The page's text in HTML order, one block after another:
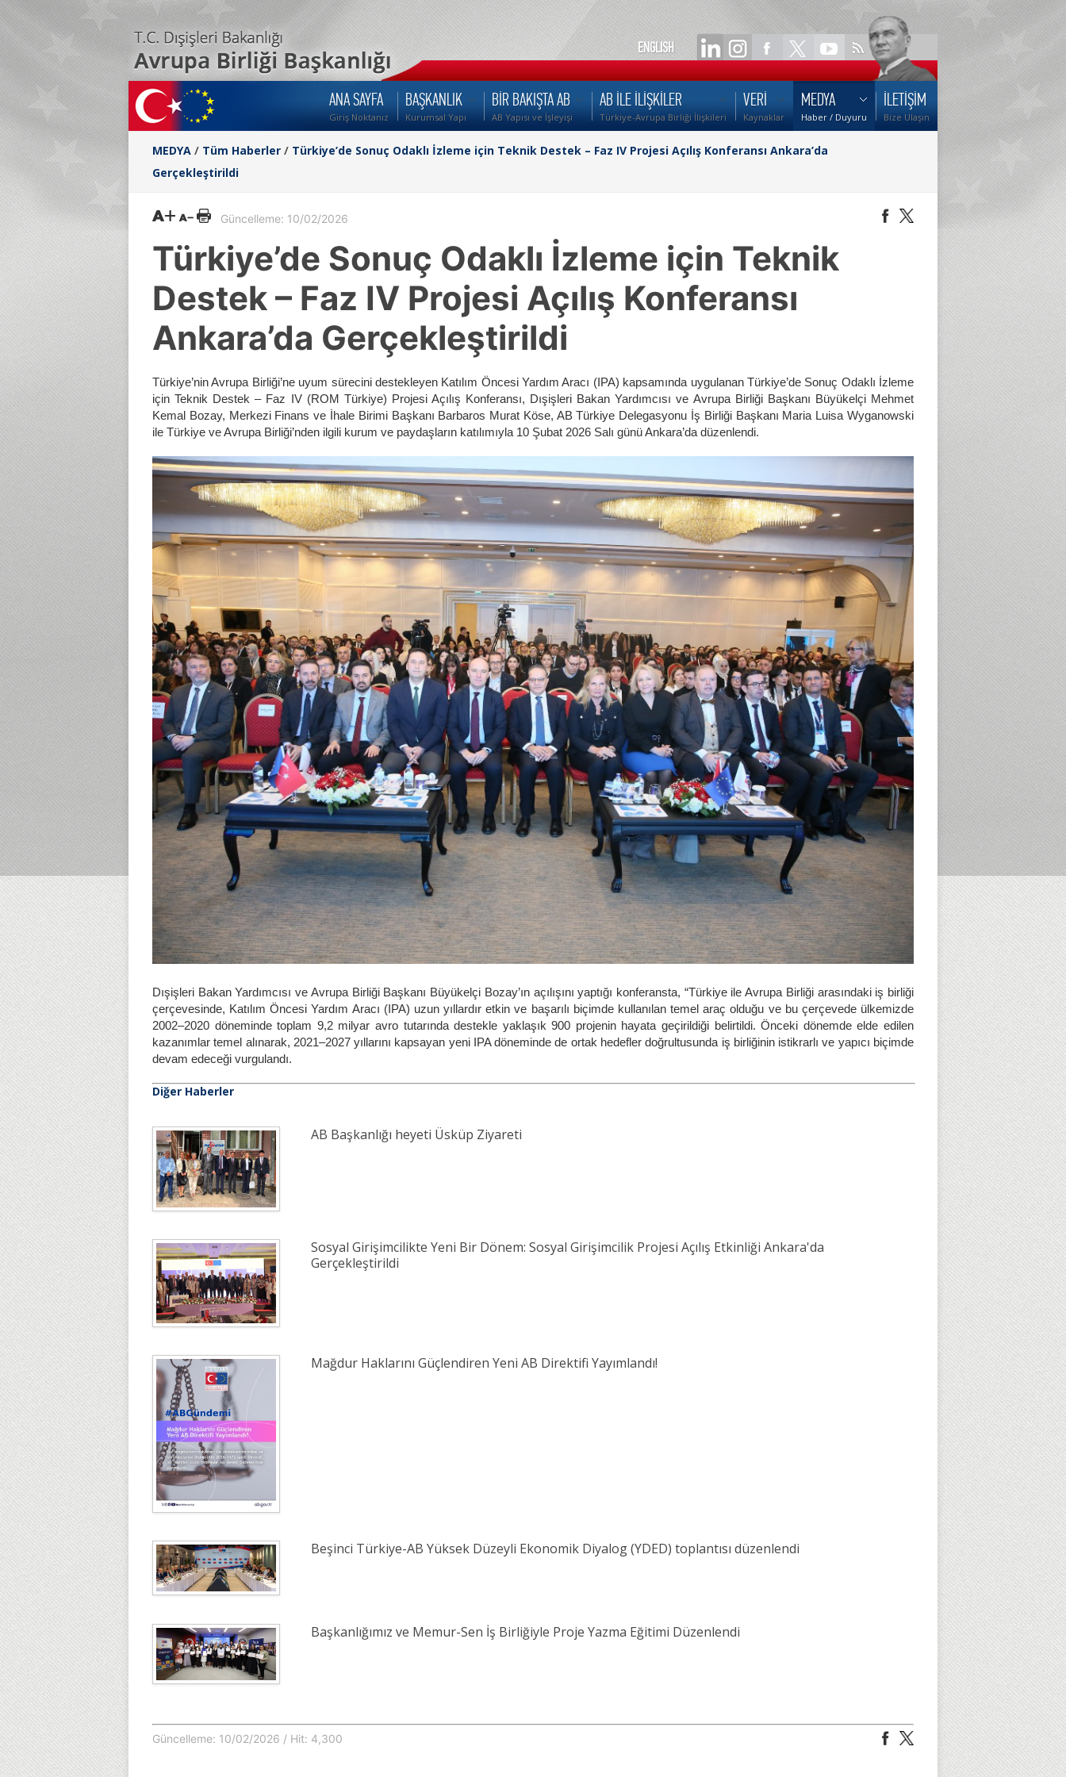
ENGLISH
ANA SAYFA
Giriş Noktanız
BAŞKANLIK
Kurumsal Yapı
BİR BAKIŞTA AB
AB Yapısı ve İşleyişi
AB İLE İLİŞKİLER
Türkiye-Avrupa Birliği İlişkileri
VERİ
Kaynaklar
MEDYA
Haber / Duyuru
İLETİŞİM
Bize Ulaşın
MEDYA / Tüm Haberler / Türkiye’de Sonuç Odaklı İzleme için Teknik Destek – Faz IV Projesi Açılış Konferansı Ankara’da
Gerçekleştirildi
Güncelleme: 10/02/2026
Türkiye’de Sonuç Odaklı İzleme için Teknik
Destek – Faz IV Projesi Açılış Konferansı
Ankara’da Gerçekleştirildi
Türkiye’nin Avrupa Birliği’ne uyum sürecini destekleyen Katılım Öncesi Yardım Aracı (IPA) kapsamında uygulanan Türkiye’de Sonuç Odaklı İzleme
için Teknik Destek – Faz IV (ROM Türkiye) Projesi Açılış Konferansı, Dışişleri Bakan Yardımcısı ve Avrupa Birliği Başkanı Büyükelçi Mehmet
Kemal Bozay, Merkezi Finans ve İhale Birimi Başkanı Barbaros Murat Köse, AB Türkiye Delegasyonu İş Birliği Başkanı Maria Luisa Wyganowski
ile Türkiye ve Avrupa Birliği’nden ilgili kurum ve paydaşların katılımıyla 10 Şubat 2026 Salı günü Ankara’da düzenlendi.
Dışişleri Bakan Yardımcısı ve Avrupa Birliği Başkanı Büyükelçi Bozay’ın açılışını yaptığı konferansta, “Türkiye ile Avrupa Birliği arasındaki iş birliği
çerçevesinde, Katılım Öncesi Yardım Aracı (IPA) uzun yıllardır etkin ve başarılı biçimde kullanılan temel araç olduğu ve bu çerçevede ülkemizde
2002–2020 döneminde toplam 9,2 milyar avro tutarında destekle yaklaşık 900 projenin hayata geçirildiği belirtildi. Önceki dönemde elde edilen
kazanımlar temel alınarak, 2021–2027 yıllarını kapsayan yeni IPA döneminde de ortak hedefler doğrultusunda iş birliğinin istikrarlı ve yapıcı biçimde
devam edeceği vurgulandı.
Diğer Haberler
AB Başkanlığı heyeti Üsküp Ziyareti
Sosyal Girişimcilikte Yeni Bir Dönem: Sosyal Girişimcilik Projesi Açılış Etkinliği Ankara'da
Gerçekleştirildi
Mağdur Haklarını Güçlendiren Yeni AB Direktifi Yayımlandı!
Beşinci Türkiye-AB Yüksek Düzeyli Ekonomik Diyalog (YDED) toplantısı düzenlendi
Başkanlığımız ve Memur-Sen İş Birliğiyle Proje Yazma Eğitimi Düzenlendi
Güncelleme: 10/02/2026 / Hit: 4,300